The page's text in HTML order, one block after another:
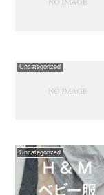
Uncategorized
Uncategorized